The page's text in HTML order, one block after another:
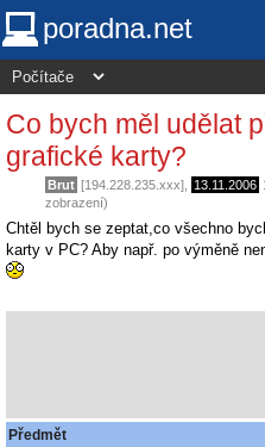
poradna.net
Co bych měl udělat
grafické karty?
Brut [194.228.235.xxx], 13.11.2006
zobrazení)
Chtěl bych se zeptat,co všechno
karty v PC? Aby např. po výměně
Předmět